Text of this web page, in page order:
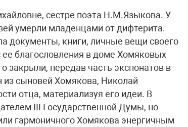
сестре поэта Н.М.Языкова. У
умерли младенцами от дифтерита.
документы, книги, личные вещи своего
ее благословления в доме Хомяковых
закрыли, передав часть экспонатов в
из сыновей Хомякова, Николай
отца, материализуя его идеи. В
III Государственной Думы, но
гармоничного Хомякова энергичным